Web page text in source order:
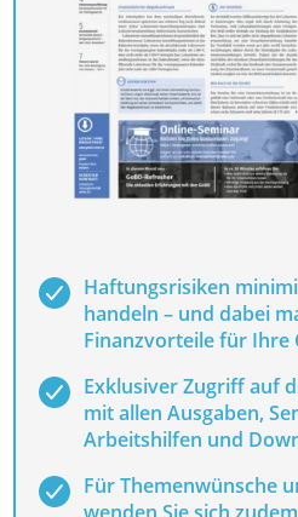
Haftungsrisiken
handeln – und dabei
Finanzvorteile für Ihre
Exklusiver Zugriff auf
mit allen Ausgaben,
Arbeitshilfen und
Für Themenwünsche
wenden Sie sich